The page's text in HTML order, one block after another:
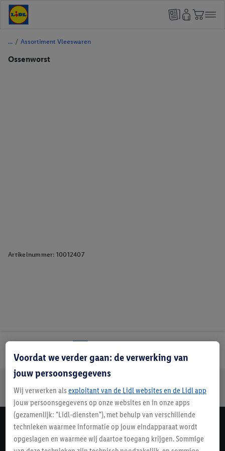
/ Assortiment Vleeswaren
Ossenworst
Artikelnummer: 10012407
Jouw voordelen bij ons als Lidl webshop klant
Gratis retourneren Veilig winkelen 30 dagen bedenktijd
Lidl Nieuwsbrief
Schrijf je in
Voordat we verder gaan: de verwerking van
jouw persoonsgegevens
Wij verwerken als exploitant van de Lidl websites en de Lidl app
jouw persoonsgegevens op onze websites en in onze apps
(gezamenlijk: "Lidl-diensten"), met behulp van verschillende
technieken waarmee informatie op jouw eindapparaat wordt
opgeslagen en waarmee wij daartoe toegang krijgen. Sommige